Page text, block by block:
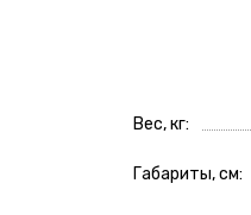
Вес, кг
Габариты, см